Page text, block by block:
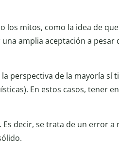
los mitos, como la idea de
amplia aceptación a pesar
perspectiva de la mayoría sí
En estos casos, tener
. Es decir, se trata de un error